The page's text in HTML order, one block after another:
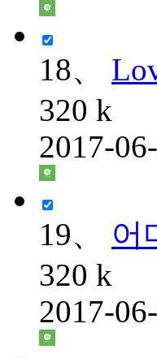
18、
320 k
2017-
19、
어
320 k
2017-